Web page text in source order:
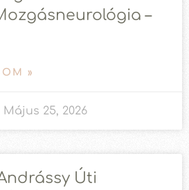
–
»
Május 25, 2026
Úti